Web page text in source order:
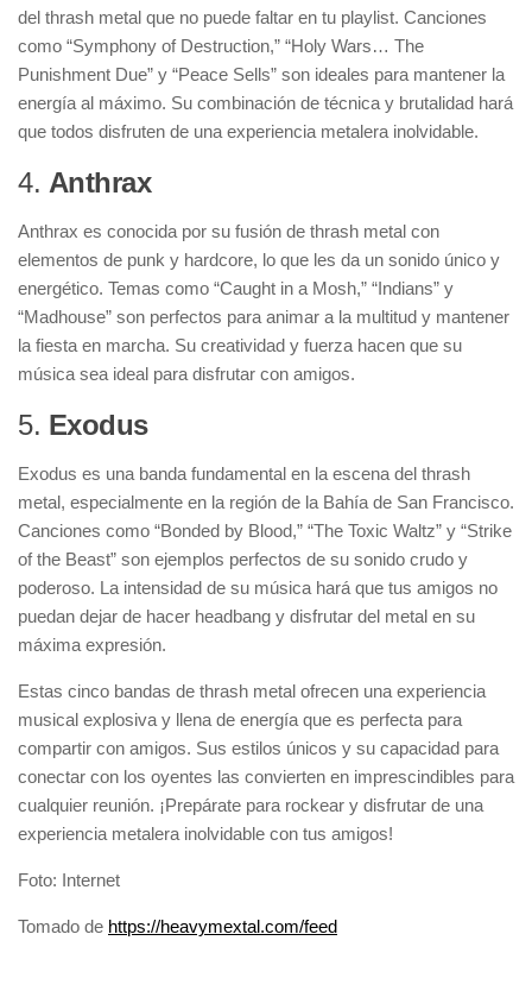
del thrash metal que no puede faltar en tu playlist. Canciones
como “Symphony of Destruction,” “Holy Wars… The
Punishment Due” y “Peace Sells” son ideales para mantener la
energía al máximo. Su combinación de técnica y brutalidad hará
que todos disfruten de una experiencia metalera inolvidable.
4. Anthrax
Anthrax es conocida por su fusión de thrash metal con
elementos de punk y hardcore, lo que les da un sonido único y
energético. Temas como “Caught in a Mosh,” “Indians” y
“Madhouse” son perfectos para animar a la multitud y mantener
la fiesta en marcha. Su creatividad y fuerza hacen que su
música sea ideal para disfrutar con amigos.
5. Exodus
Exodus es una banda fundamental en la escena del thrash
metal, especialmente en la región de la Bahía de San Francisco.
Canciones como “Bonded by Blood,” “The Toxic Waltz” y “Strike
of the Beast” son ejemplos perfectos de su sonido crudo y
poderoso. La intensidad de su música hará que tus amigos no
puedan dejar de hacer headbang y disfrutar del metal en su
máxima expresión.
Estas cinco bandas de thrash metal ofrecen una experiencia
musical explosiva y llena de energía que es perfecta para
compartir con amigos. Sus estilos únicos y su capacidad para
conectar con los oyentes las convierten en imprescindibles para
cualquier reunión. ¡Prepárate para rockear y disfrutar de una
experiencia metalera inolvidable con tus amigos!
Foto: Internet
Navegación
Tomado de https://heavymextal.com/feed